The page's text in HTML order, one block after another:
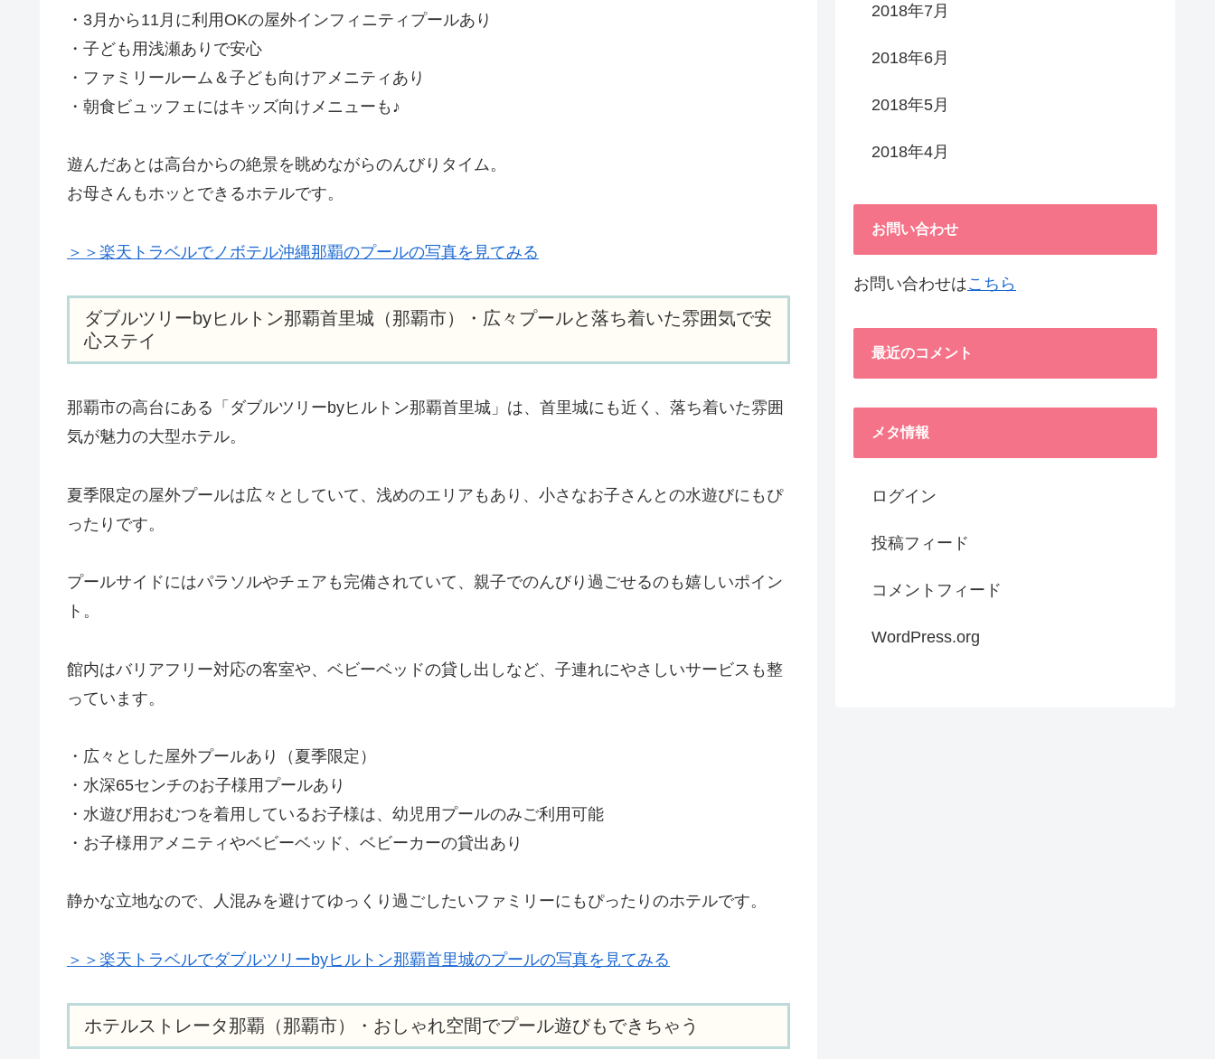
・3月から11月に利用OKの屋外インフィニティプールあり
・子ども用浅瀬ありで安心
・ファミリールーム＆子ども向けアメニティあり
・朝食ビュッフェにはキッズ向けメニューも♪
遊んだあとは高台からの絶景を眺めながらのんびりタイム。
お母さんもホッとできるホテルです。
＞＞楽天トラベルでノボテル沖縄那覇のプールの写真を見てみる
ダブルツリーbyヒルトン那覇首里城（那覇市）・広々プールと落ち着いた雰囲気で安
心ステイ
那覇市の高台にある「ダブルツリーbyヒルトン那覇首里城」は、首里城にも近く、落ち着いた雰囲
気が魅力の大型ホテル。
夏季限定の屋外プールは広々としていて、浅めのエリアもあり、小さなお子さんとの水遊びにもぴ
ったりです。
プールサイドにはパラソルやチェアも完備されていて、親子でのんびり過ごせるのも嬉しいポイン
ト。
館内はバリアフリー対応の客室や、ベビーベッドの貸し出しなど、子連れにやさしいサービスも整
っています。
・広々とした屋外プールあり（夏季限定）
・水深65センチのお子様用プールあり
・水遊び用おむつを着用しているお子様は、幼児用プールのみご利用可能
・お子様用アメニティやベビーベッド、ベビーカーの貸出あり
静かな立地なので、人混みを避けてゆっくり過ごしたいファミリーにもぴったりのホテルです。
＞＞楽天トラベルでダブルツリーbyヒルトン那覇首里城のプールの写真を見てみる
ホテルストレータ那覇（那覇市）・おしゃれ空間でプール遊びもできちゃう
2018年7月
2018年6月
2018年5月
2018年4月
お問い合わせ
お問い合わせはこちら
最近のコメント
メタ情報
ログイン
投稿フィード
コメントフィード
WordPress.org